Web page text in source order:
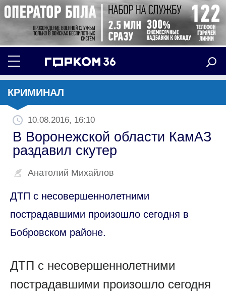
КРИМИНАЛ
10.08.2016, 16:10
В Воронежской области КамАЗ
раздавил скутер
Анатолий Михайлов
ДТП с несовершеннолетними
пострадавшими произошло сегодня в
Бобровском районе.
ДТП с несовершеннолетними
пострадавшими произошло сегодня